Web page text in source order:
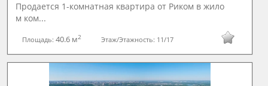
Продается 1-комнатная квартира от Риком в жило
м ком...
Площадь:40.6 м2 Этаж/Этажность: 11/17